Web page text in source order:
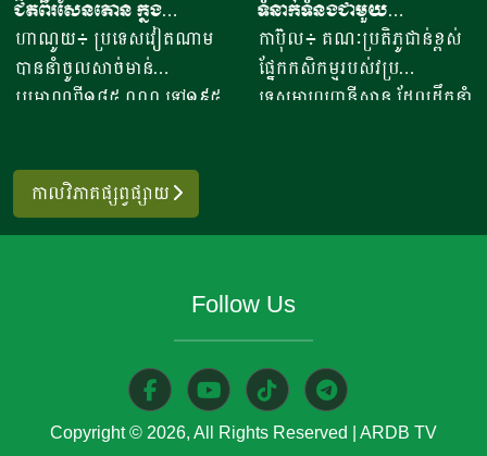
ចេញអង្ករសម្រាប់ឆ្នាំ២០២៦នេះ
នឹងសម្រេចបានជោគជ័យតាម
ផែនការ ហើយ​មិនមានបញ្ហាអ្វី
ចោទនោះទេ ជាពិសេស ស្រប
រដ្ឋាភិបាល ដឹកនាំរបស់ស
ម្តេចតេជោ ហ៊ុន សែន ជាអតីត
ម៉ាណែត នាយកដ្ឋមន្រ្តី។​​ ឧកញ៉ា
បញ្ជាក់ថា ជាលទ្ធផលត្រឹមប្រាំ
ពីរខែនេះ កម្ពុជានាំចេញបាន
ជាង៧០៧ ៤៧១តោន​ ធៀបនឹង
ឆ្នាំមុន​មានកំណើន៤០ភាគរយ
សៀមរាប​ បានឱ្យដឹង​ថា មុខរបរ
ធ្វើនំអាកោត្នោត​លក់ជូនប្រជា
ពលរដ្ឋនិងភ្ញៀវទេសចរណ៍
អន្តរជាតិ​ ក្នុងពេលសព្វថ្ងៃនេះ
ហើយ​នំអាកោត្នោតជាចំណីមួយ
ប្រភេទ​ ដែលប្រជាពលរដ្ឋរស់នៅ
ក្នុងតំបន់​និយម​ពិសា។​ អ្នកស្រី
លើកឡើង​ថា នៅក្នុងសម័យកូវីដ​
១៩ ​នំចំណី​ដែលប្រជាពលរដ្ឋ​
ជិតពីរសែនតោន ក្នុង
ឆមាសទី១ ដោយភាគច្រើននាំ
ចូលពីអាម៉េរិក
ហាណូយ៖ ប្រទេសវៀតណាម
បាននាំចូលសាច់មាន់
ប្រមាណពី១៨៥ ០០០ ទៅ១៩៥
នាំចូលពីសហរដ្ឋអាម៉េរិក មាន
រហូតដល់ជិត៦២ភាគរយនៃ
ប្រមាណពី១៩០ ទៅ២០៥លាន
ឡើងពី២៦ ទៅ៣៧,៦ភាគរយ
ទំនាក់ទំនងជាមួយ
ប្រទេសម៉ុលដូវ៉ា ដើម្បីជំរុញ
កិច្ចសហប្រតិបត្តិការផ្នែក
វិទ្យាសាស្ត្រ និងកសិកម្ម
កាប៊ុល៖ គណៈប្រតិភូជាន់ខ្ពស់
ផ្នែកកសិកម្មរបស់វប្រ
ទេសអាហ្វហ្គានីស្ថាន ដែលដឹកនាំ
ប្រតិបត្តិការរវាងប្រទេសទាំងពីរ
គ្រប់គ្រងសត្វល្អិតចង្រៃ។
កាលវិភាគផ្សព្វផ្សាយ
Follow Us
Copyright © 2026, All Rights Reserved ARDB TV